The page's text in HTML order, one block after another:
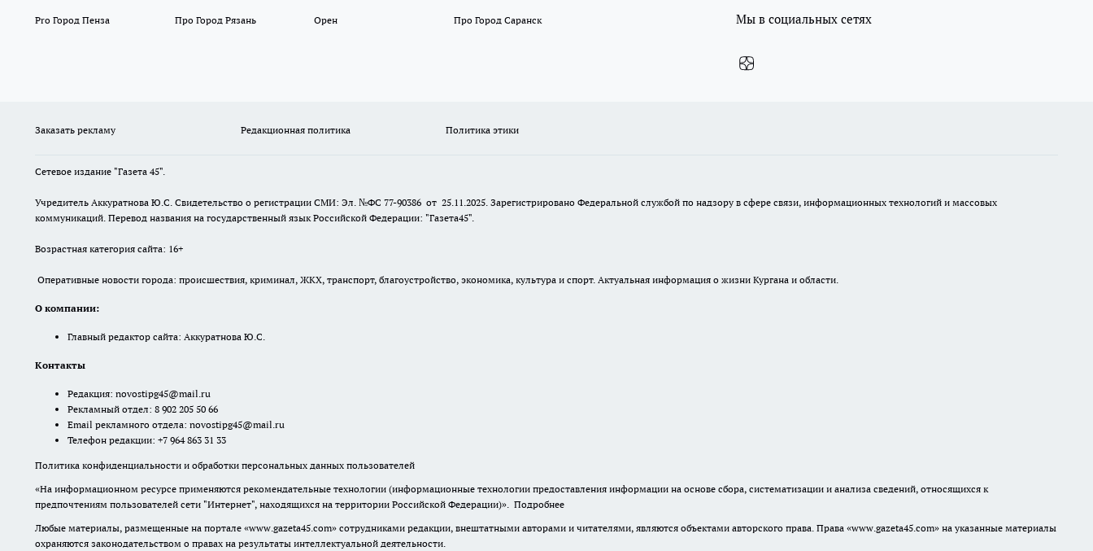
Pro Город Пенза Про Город Рязань Орен Про Город Саранск Мы в социальных сетях
Заказать рекламу Редакционная политика Политика этики
Сетевое издание "Газета 45".
Учредитель Аккуратнова Ю.С. Свидетельство о регистрации СМИ: Эл. №ФС 77-90386 от 25.11.2025. Зарегистрировано Федеральной службой по надзору в сфере связи, информационных технологий и массовых
коммуникаций. Перевод названия на государственный язык Российской Федерации: "Газета45".
Возрастная категория сайта: 16+
Оперативные новости города: происшествия, криминал, ЖКХ, транспорт, благоустройство, экономика, культура и спорт. Актуальная информация о жизни Кургана и области.
О компании:
Главный редактор сайта: Аккуратнова Ю.С.
Контакты
Редакция: novostipg45@mail.ru
Рекламный отдел: 8 902 205 50 66
Email рекламного отдела: novostipg45@mail.ru
Телефон редакции: +7 964 863 31 33
Политика конфиденциальности и обработки персональных данных пользователей
«На информационном ресурсе применяются рекомендательные технологии (информационные технологии предоставления информации на основе сбора, систематизации и анализа сведений, относящихся к
предпочтениям пользователей сети "Интернет", находящихся на территории Российской Федерации)». Подробнее
Любые материалы, размещенные на портале «www.gazeta45.com» сотрудниками редакции, внештатными авторами и читателями, являются объектами авторского права. Права «www.gazeta45.com» на указанные материалы
охраняются законодательством о правах на результаты интеллектуальной деятельности.